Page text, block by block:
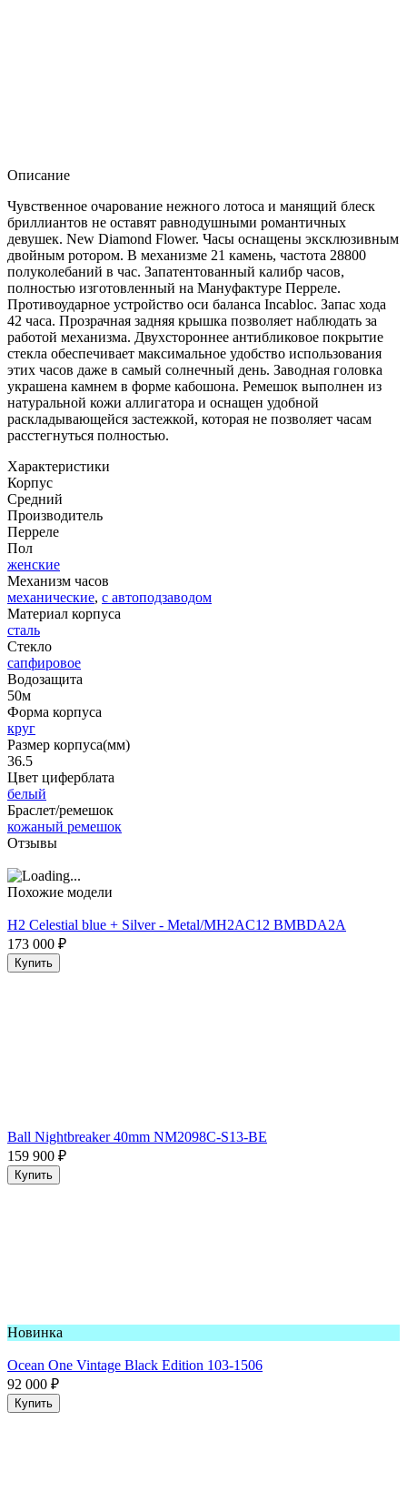
Описание
Чувственное очарование нежного лотоса и манящий блеск
бриллиантов не оставят равнодушными романтичных
девушек. New Diamond Flower. Часы оснащены эксклюзивным
двойным ротором. В механизме 21 камень, частота 28800
полуколебаний в час. Запатентованный калибр часов,
полностью изготовленный на Мануфактуре Перреле.
Противоударное устройство оси баланса Incabloc. Запас хода
42 часа. Прозрачная задняя крышка позволяет наблюдать за
работой механизма. Двухстороннее антибликовое покрытие
стекла обеспечивает максимальное удобство использования
этих часов даже в самый солнечный день. Заводная головка
украшена камнем в форме кабошона. Ремешок выполнен из
натуральной кожи аллигатора и оснащен удобной
раскладывающейся застежкой, которая не позволяет часам
расстегнуться полностью.
Характеристики
Корпус
Средний
Производитель
Перреле
Пол
женские
Механизм часов
механические, с автоподзаводом
Материал корпуса
сталь
Стекло
сапфировое
Водозащита
50м
Форма корпуса
круг
Размер корпуса(мм)
36.5
Цвет циферблата
белый
Браслет/ремешок
кожаный ремешок
Отзывы
Похожие модели
H2 Celestial blue + Silver - Metal/MH2AC12 BMBDA2A
173 000 ₽
Купить
Ball Nightbreaker 40mm NM2098C-S13-BE
159 900 ₽
Купить
Новинка
Ocean One Vintage Black Edition 103-1506
92 000 ₽
Купить